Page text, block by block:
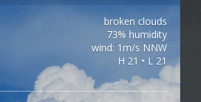
broken clouds
73% humidity
wind: 1m/s NNW
H 21 • L 21